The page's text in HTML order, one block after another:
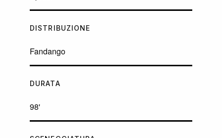
DISTRIBUZIONE
Fandango
DURATA
98'